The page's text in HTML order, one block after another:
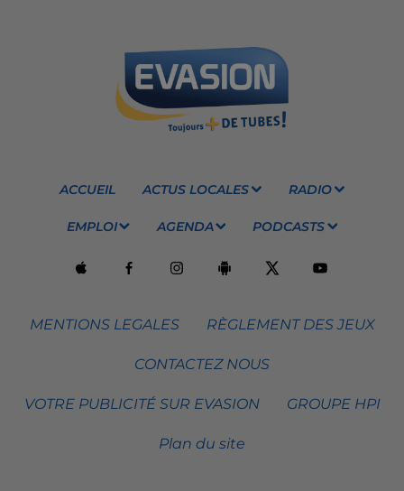
ACCUEIL ACTUS LOCALES RADIO
EMPLOI AGENDA PODCASTS
MENTIONS LEGALES RÈGLEMENT DES JEUX
CONTACTEZ NOUS
VOTRE PUBLICITÉ SUR EVASION GROUPE HPI
Plan du site